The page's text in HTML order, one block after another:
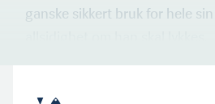
ganske sikkert bruk for hele